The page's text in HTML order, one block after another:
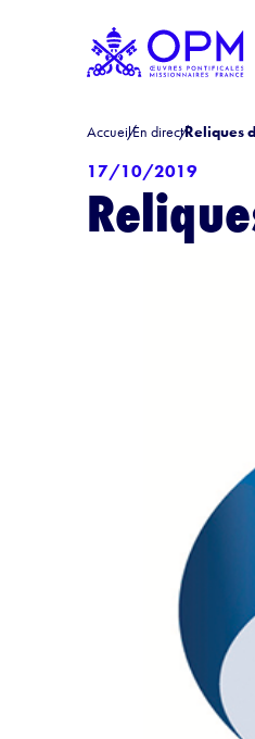
AccueilEn directReliques
17/10/2019